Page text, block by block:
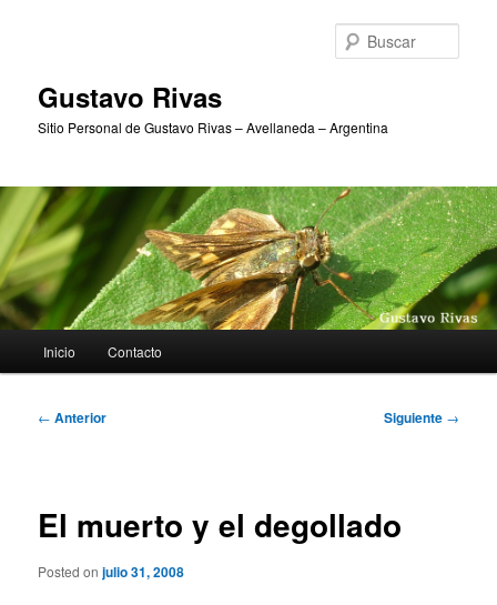
Gustavo Rivas
Sitio Personal de Gustavo Rivas – Avellaneda – Argentina
principal
Inicio Contacto
Navegación
← Anterior Siguiente →
El muerto y el degollado
Posted onjulio 31, 2008